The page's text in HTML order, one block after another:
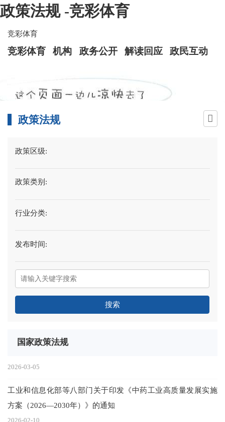
政策法规 -竞彩体育
竞彩体育
竞彩体育 机构 政务公开 解读回应 政民互动
政策法规
政策区级:
政策类别:
行业分类:
发布时间:
搜索
国家政策法规
2026-03-05
工业和信息化部等八部门关于印发《中药工业高质量发展实施
方案（2026—2030年）》的通知
2026-02-10